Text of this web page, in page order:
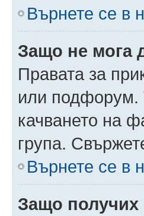
Върнете се в
Защо не мога
Правата за
или подфорум.
качването на
група.
Върнете се в
Защо получих